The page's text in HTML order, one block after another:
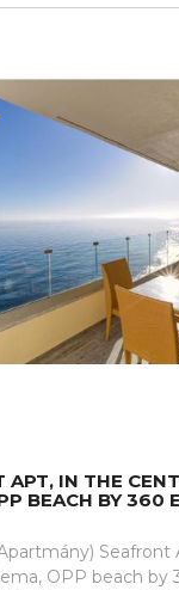
APT, IN THE
BEACH BY 360
Seafront
OPP beach by